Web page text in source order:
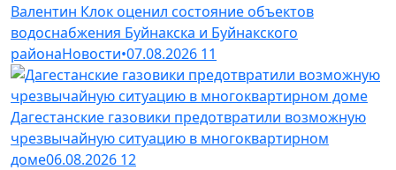
Валентин Клок оценил состояние объектов
водоснабжения Буйнакска и Буйнакского
районаНовости•07.08.2026 11
Дагестанские газовики предотвратили возможную
чрезвычайную ситуацию в многоквартирном
доме06.08.2026 12